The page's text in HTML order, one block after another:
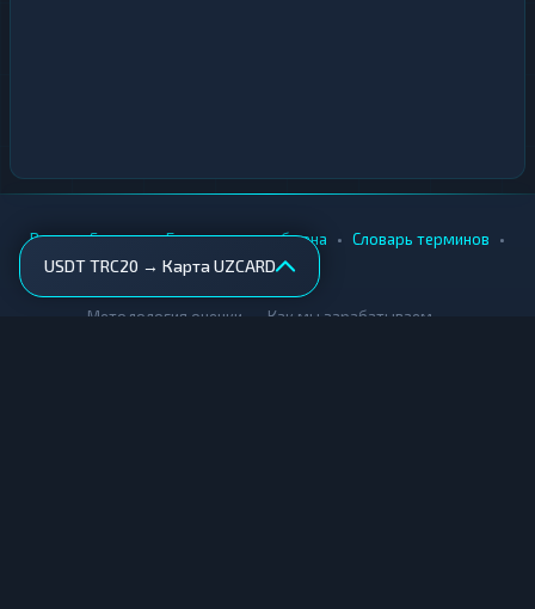
USDT TRC20 → Карта UZCARD
Вики • Города • Безопасность обмена • Словарь терминов •
AML-проверка
Методология оценки Как мы зарабатываем